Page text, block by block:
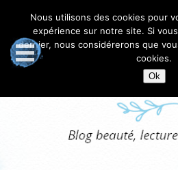
Nous utilisons des cookies pour
expérience sur notre site. Si
dernier, nous considérerons que
cookies.
Ok